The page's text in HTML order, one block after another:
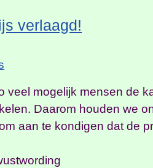
verlaagd!
veel mogelijk mensen de
Daarom houden we
aan te kondigen dat de